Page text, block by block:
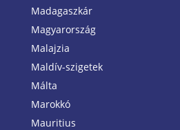
Madagaszkár
Magyarország
Malajzia
Maldív-szigetek
Málta
Marokkó
Mauritius